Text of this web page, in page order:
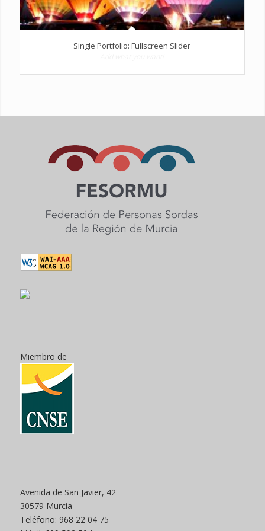
Single Portfolio: Fullscreen Slider
Miembro de
Avenida de San Javier, 42
30579 Murcia
Teléfono: 968 22 04 75